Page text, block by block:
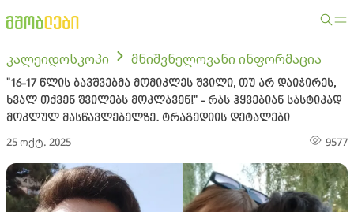
კალეიდოსკოპი მნიშვნელოვანი ინფორმაცია
"16-17 წლის ბავშვებმა მომიკლეს შვილი, თუ არ დაიჭირეს,
ხვალ თქვენ შვილებს მოკლავენ!" - რას ჰყვებიან სასტიკად
მოკლულ მასწავლებელზე. ტრაგედიის დეტალები
25 ოქტ. 2025 9577